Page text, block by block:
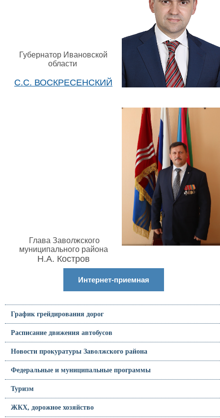
Губернатор Ивановской
области
С.С. ВОСКРЕСЕНСКИЙ
Глава Заволжского
муниципального района
Н.А. Костров
Интернет-приемная
График грейдирования дорог
Расписание движения автобусов
Новости прокуратуры Заволжского района
Федеральные и муниципальные программы
Туризм
ЖКХ, дорожное хозяйство